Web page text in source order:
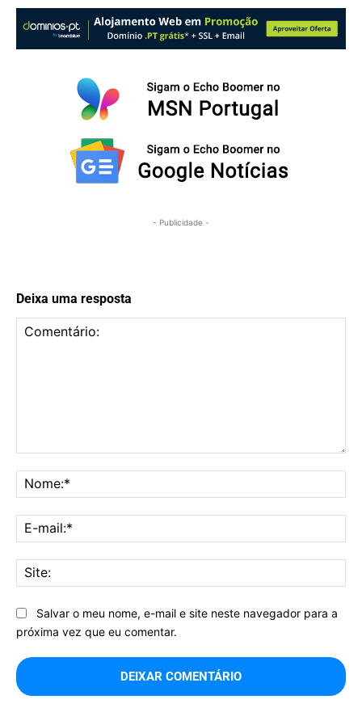
- Publicidade -
Deixa uma resposta
Salvar o meu nome, e-mail e site neste navegador para a
próxima vez que eu comentar.